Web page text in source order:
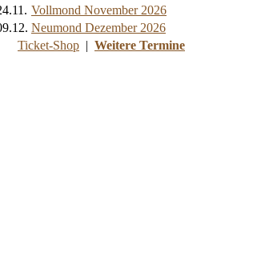
Vollmond November 2026
Neumond Dezember 2026
Ticket-Shop | Weitere Termine